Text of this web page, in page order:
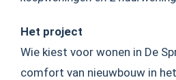
Het project
Wie kiest voor wonen in De
comfort van nieuwbouw in